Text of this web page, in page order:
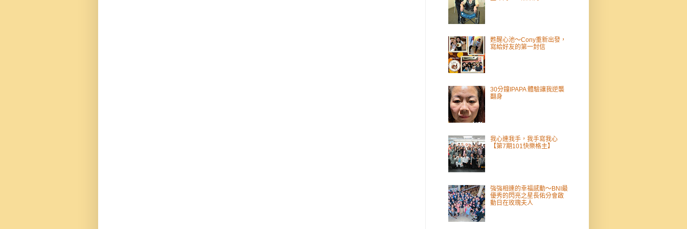
甦醒心池～Cony重新出發，
寫給好友的第一封信
30分鐘IPAPA 體驗讓我逆襲
翻身
我心連我手，我手寫我心
【第7期101快樂格主】
強強相連的幸福感動～BNI最
優秀的閃亮之星長佑分會啟
動日在玫瑰夫人